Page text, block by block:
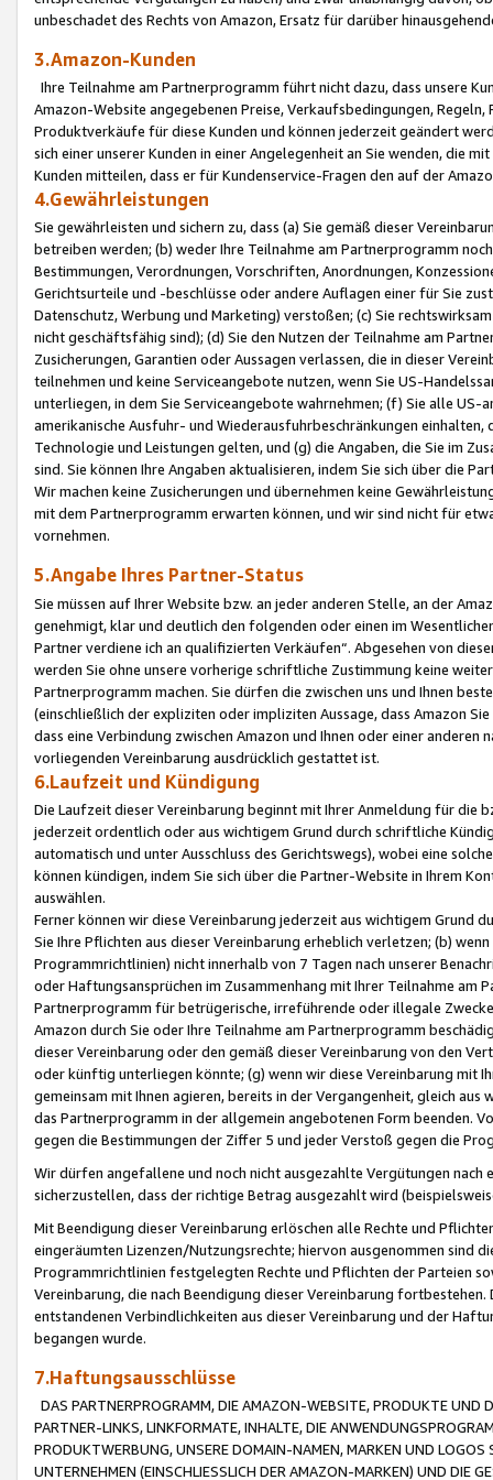
unbeschadet des Rechts von Amazon, Ersatz für darüber
3.Amazon-Kunden
Ihre Teilnahme am Partnerprogramm führt nicht dazu, dass unsere
Amazon-Website angegebenen Preise, Verkaufsbedingungen,
Produktverkäufe für diese Kunden und können jederzeit geändert
sich einer unserer Kunden in einer Angelegenheit an Sie wenden, die
Kunden mitteilen, dass er für Kundenservice-Fragen den auf der
4.Gewährleistungen
Sie gewährleisten und sichern zu, dass (a) Sie gemäß dieser
betreiben werden; (b) weder Ihre Teilnahme am Partnerprogramm
Bestimmungen, Verordnungen, Vorschriften, Anordnungen,
Gerichtsurteile und -beschlüsse oder andere Auflagen einer für Sie
Datenschutz, Werbung und Marketing) verstoßen; (c) Sie
nicht geschäftsfähig sind); (d) Sie den Nutzen der Teilnahme am
Zusicherungen, Garantien oder Aussagen verlassen, die in dieser
teilnehmen und keine Serviceangebote nutzen, wenn Sie US-
unterliegen, in dem Sie Serviceangebote wahrnehmen; (f) Sie alle
amerikanische Ausfuhr- und Wiederausfuhrbeschränkungen
Technologie und Leistungen gelten, und (g) die Angaben, die Sie im
sind. Sie können Ihre Angaben aktualisieren, indem Sie sich über die
Wir machen keine Zusicherungen und übernehmen keine
mit dem Partnerprogramm erwarten können, und wir sind nicht für
vornehmen.
5.Angabe Ihres Partner-Status
Sie müssen auf Ihrer Website bzw. an jeder anderen Stelle, an der
genehmigt, klar und deutlich den folgenden oder einen im
Partner verdiene ich an qualifizierten Verkäufen“. Abgesehen von
werden Sie ohne unsere vorherige schriftliche Zustimmung keine
Partnerprogramm machen. Sie dürfen die zwischen uns und Ihnen
(einschließlich der expliziten oder impliziten Aussage, dass Amazon
dass eine Verbindung zwischen Amazon und Ihnen oder einer
vorliegenden Vereinbarung ausdrücklich gestattet ist.
6.Laufzeit und Kündigung
Die Laufzeit dieser Vereinbarung beginnt mit Ihrer Anmeldung für die
jederzeit ordentlich oder aus wichtigem Grund durch schriftliche
automatisch und unter Ausschluss des Gerichtswegs), wobei eine
können kündigen, indem Sie sich über die Partner-Website in Ihrem
auswählen.
Ferner können wir diese Vereinbarung jederzeit aus wichtigem Grund
Sie Ihre Pflichten aus dieser Vereinbarung erheblich verletzen; (b)
Programmrichtlinien) nicht innerhalb von 7 Tagen nach unserer
oder Haftungsansprüchen im Zusammenhang mit Ihrer Teilnahme am
Partnerprogramm für betrügerische, irreführende oder illegale
Amazon durch Sie oder Ihre Teilnahme am Partnerprogramm
dieser Vereinbarung oder den gemäß dieser Vereinbarung von den
oder künftig unterliegen könnte; (g) wenn wir diese Vereinbarung mit
gemeinsam mit Ihnen agieren, bereits in der Vergangenheit, gleich
das Partnerprogramm in der allgemein angebotenen Form beenden.
gegen die Bestimmungen der Ziffer 5 und jeder Verstoß gegen die
Wir dürfen angefallene und noch nicht ausgezahlte Vergütungen
sicherzustellen, dass der richtige Betrag ausgezahlt wird
Mit Beendigung dieser Vereinbarung erlöschen alle Rechte und
eingeräumten Lizenzen/Nutzungsrechte; hiervon ausgenommen sind
Programmrichtlinien festgelegten Rechte und Pflichten der Parteien
Vereinbarung, die nach Beendigung dieser Vereinbarung
entstandenen Verbindlichkeiten aus dieser Vereinbarung und der
begangen wurde.
7.Haftungsausschlüsse
DAS PARTNERPROGRAMM, DIE AMAZON-WEBSITE, PRODUKTE UND
PARTNER-LINKS, LINKFORMATE, INHALTE, DIE
PRODUKTWERBUNG, UNSERE DOMAIN-NAMEN, MARKEN UND
UNTERNEHMEN (EINSCHLIESSLICH DER AMAZON-MARKEN) UND DIE